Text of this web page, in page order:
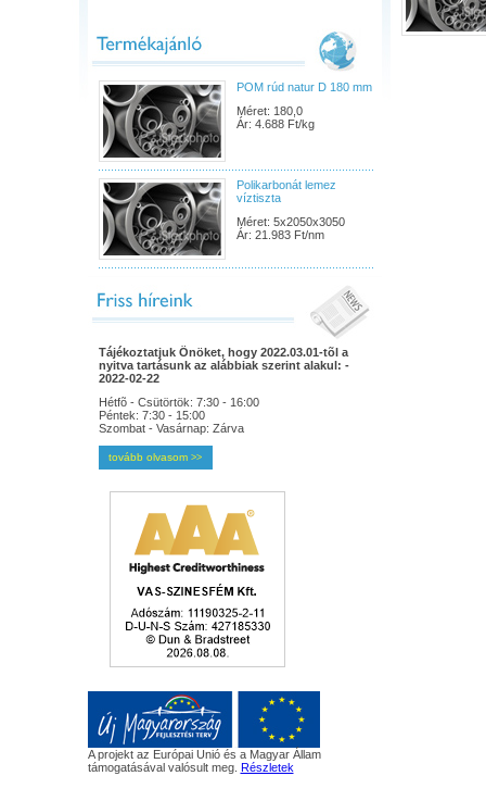
POM rúd natur D 180 mm
Méret: 180,0
Ár: 4.688 Ft/kg
Polikarbonát lemez
víztiszta
Méret: 5x2050x3050
Ár: 21.983 Ft/nm
Tájékoztatjuk Önöket, hogy 2022.03.01-tõl a
nyitva tartásunk az alábbiak szerint alakul: -
2022-02-22
Hétfõ - Csütörtök: 7:30 - 16:00
Péntek: 7:30 - 15:00
Szombat - Vasárnap: Zárva
tovább olvasom >>
A projekt az Európai Unió és a Magyar Állam
támogatásával valósult meg. Részletek